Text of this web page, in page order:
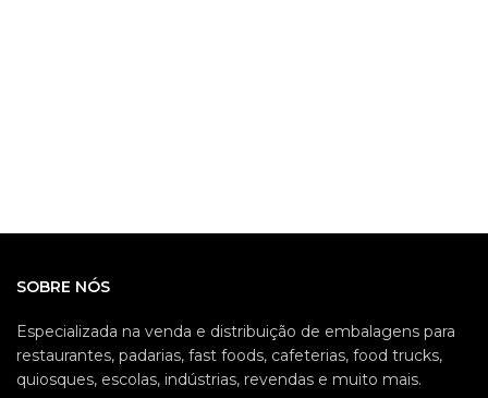
SOBRE NÓS
Especializada na venda e distribuição de embalagens para
restaurantes, padarias, fast foods, cafeterias, food trucks,
quiosques, escolas, indústrias, revendas e muito mais.